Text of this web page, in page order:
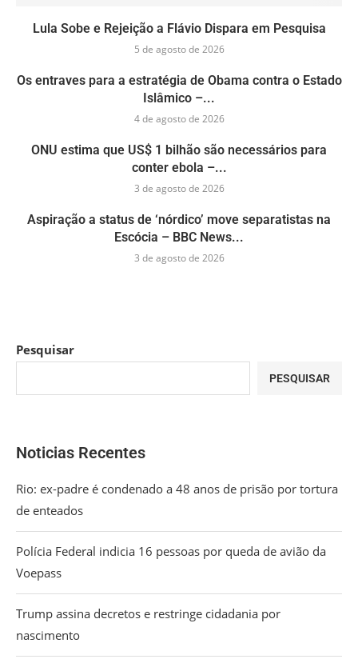
Lula Sobe e Rejeição a Flávio Dispara em Pesquisa
5 de agosto de 2026
Os entraves para a estratégia de Obama contra o Estado
Islâmico –...
4 de agosto de 2026
ONU estima que US$ 1 bilhão são necessários para
conter ebola –...
3 de agosto de 2026
Aspiração a status de ‘nórdico’ move separatistas na
Escócia – BBC News...
3 de agosto de 2026
Pesquisar
PESQUISAR
Noticias Recentes
Rio: ex-padre é condenado a 48 anos de prisão por tortura
de enteados
Polícia Federal indicia 16 pessoas por queda de avião da
Voepass
Trump assina decretos e restringe cidadania por
nascimento